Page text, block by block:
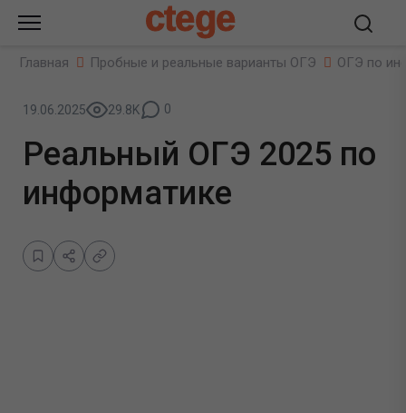
ctege
Главная Пробные и реальные варианты ОГЭ ОГЭ по
19.06.2025 29.8K 0
Реальный ОГЭ 2025 по
информатике